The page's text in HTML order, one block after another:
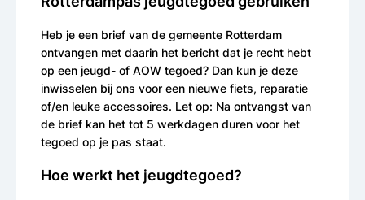
Heb je een brief van de gemeente Rotterdam
ontvangen met daarin het bericht dat je recht hebt
op een jeugd- of AOW tegoed? Dan kun je deze
inwisselen bij ons voor een nieuwe fiets, reparatie
of/en leuke accessoires. Let op: Na ontvangst van
de brief kan het tot 5 werkdagen duren voor het
tegoed op je pas staat.
Hoe werkt het jeugdtegoed?